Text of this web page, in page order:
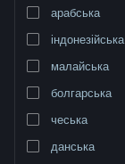
арабська
індонезійська
малайська
болгарська
чеська
данська